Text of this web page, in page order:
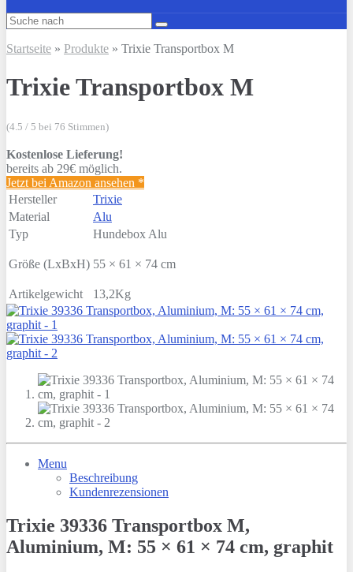
Startseite » Produkte » Trixie Transportbox M
Trixie Transportbox M
(4.5 / 5 bei 76 Stimmen)
Kostenlose Lieferung!
bereits ab 29€ möglich.
Jetzt bei Amazon ansehen *
Hersteller
Trixie
Material
Alu
Typ
Hundebox Alu
Größe (LxBxH) 55 × 61 × 74 cm
Artikelgewicht 13,2Kg
Menu
Beschreibung
Kundenrezensionen
Trixie 39336 Transportbox M,
Aluminium, M: 55 × 61 × 74 cm, graphit